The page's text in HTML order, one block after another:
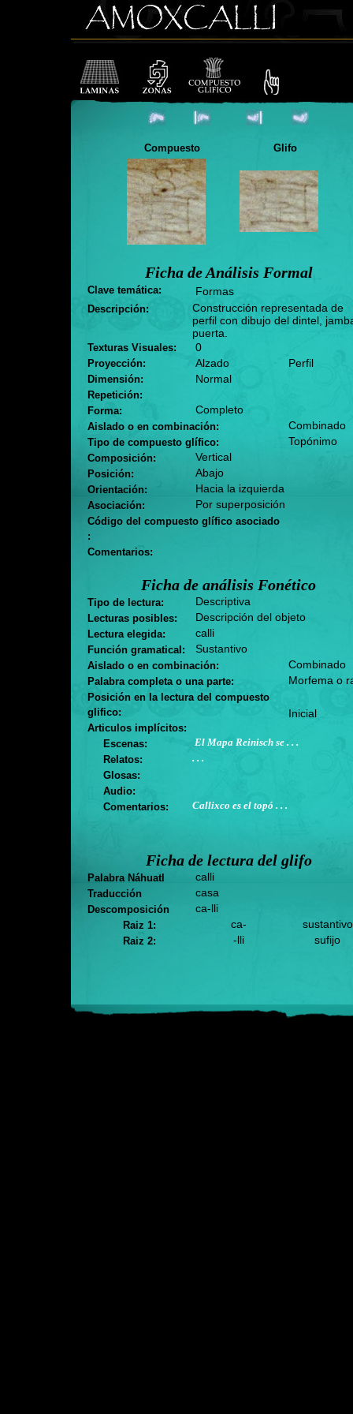
Compuesto Glifo
Ficha de Análisis Formal
Clave temática: Formas
Descripción:
Construcción representada de
perfil con dibujo del dintel,
puerta.
Texturas Visuales: 0
Proyección: Alzado Perfil
Dimensión: Normal
Repetición:
Forma:
Completo
Aislado o en combinación: Combinado
Tipo de compuesto glífico: Topónimo
Composición: Vertical
Posición: Abajo
Orientación: Hacia la izquierda
Asociación: Por superposición
Código del compuesto glífico asociado
:
Comentarios:
Ficha de análisis Fonético
Tipo de lectura: Descriptiva
Lecturas posibles: Descripción del objeto
Lectura elegida: calli
Función gramatical: Sustantivo
Aislado o en combinación: Combinado
Palabra completa o una parte: Morfema o
Posición en la lectura del compuesto
glifico:
Inicial
Articulos implícitos:
Escenas:
El Mapa Reinisch se . . .
Relatos:
. . .
Glosas:
Audio:
Comentarios:
Callixco es el topó . . .
Ficha de lectura del glifo
Palabra Náhuatl calli
Traducción casa
Descomposición ca-lli
Raiz 1: ca- sustantivo
Raiz 2: -lli sufijo